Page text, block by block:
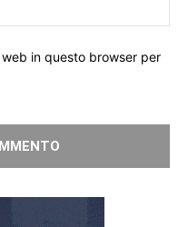
in questo browser per